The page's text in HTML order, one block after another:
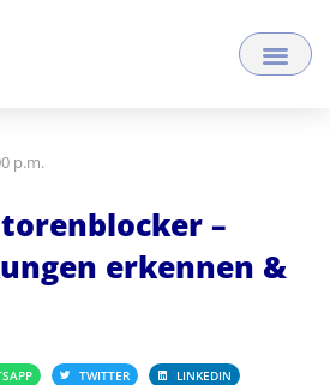
p.m.
–
erkennen &
TWITTER LINKEDIN